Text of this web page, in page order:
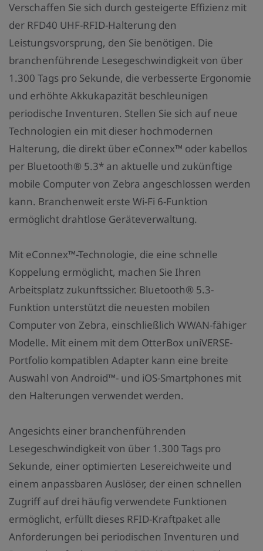
Verschaffen Sie sich durch gesteigerte Effizienz mit
der RFD40 UHF-RFID-Halterung den
Leistungsvorsprung, den Sie benötigen. Die
branchenführende Lesegeschwindigkeit von über
1.300 Tags pro Sekunde, die verbesserte Ergonomie
und erhöhte Akkukapazität beschleunigen
periodische Inventuren. Stellen Sie sich auf neue
Technologien ein mit dieser hochmodernen
Halterung, die direkt über eConnex™ oder kabellos
per Bluetooth® 5.3* an aktuelle und zukünftige
mobile Computer von Zebra angeschlossen werden
kann. Branchenweit erste Wi-Fi 6-Funktion
ermöglicht drahtlose Geräteverwaltung.
Mit eConnex™-Technologie, die eine schnelle
Koppelung ermöglicht, machen Sie Ihren
Arbeitsplatz zukunftssicher. Bluetooth® 5.3-
Funktion unterstützt die neuesten mobilen
Computer von Zebra, einschließlich WWAN-fähiger
Modelle. Mit einem mit dem OtterBox uniVERSE-
Portfolio kompatiblen Adapter kann eine breite
Auswahl von Android™- und iOS-Smartphones mit
den Halterungen verwendet werden.
Angesichts einer branchenführenden
Lesegeschwindigkeit von über 1.300 Tags pro
Sekunde, einer optimierten Lesereichweite und
einem anpassbaren Auslöser, der einen schnellen
Zugriff auf drei häufig verwendete Funktionen
ermöglicht, erfüllt dieses RFID-Kraftpaket alle
Anforderungen bei periodischen Inventuren und